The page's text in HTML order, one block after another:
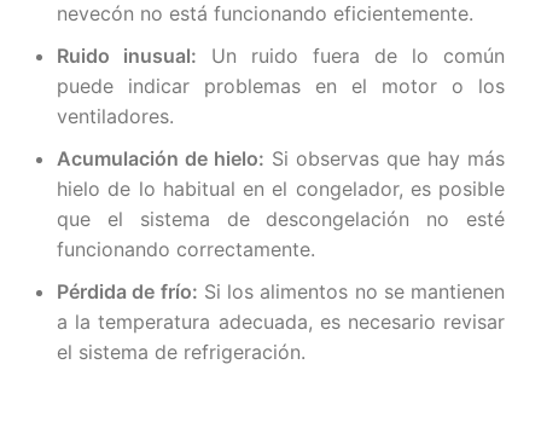
nevecón no está funcionando eficientemente.
Ruido inusual: Un ruido fuera de lo común
puede indicar problemas en el motor o los
ventiladores.
Acumulación de hielo: Si observas que hay más
hielo de lo habitual en el congelador, es posible
que el sistema de descongelación no esté
funcionando correctamente.
Pérdida de frío: Si los alimentos no se mantienen
a la temperatura adecuada, es necesario revisar
el sistema de refrigeración.